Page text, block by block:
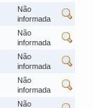
Não
informada
Não
informada
Não
informada
Não
informada
Não